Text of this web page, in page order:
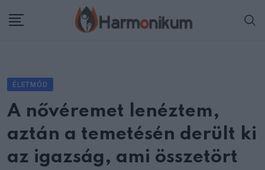
ÉLETMÓD
A nővéremet lenéztem,
aztán a temetésén derült ki
az igazság, ami összetört